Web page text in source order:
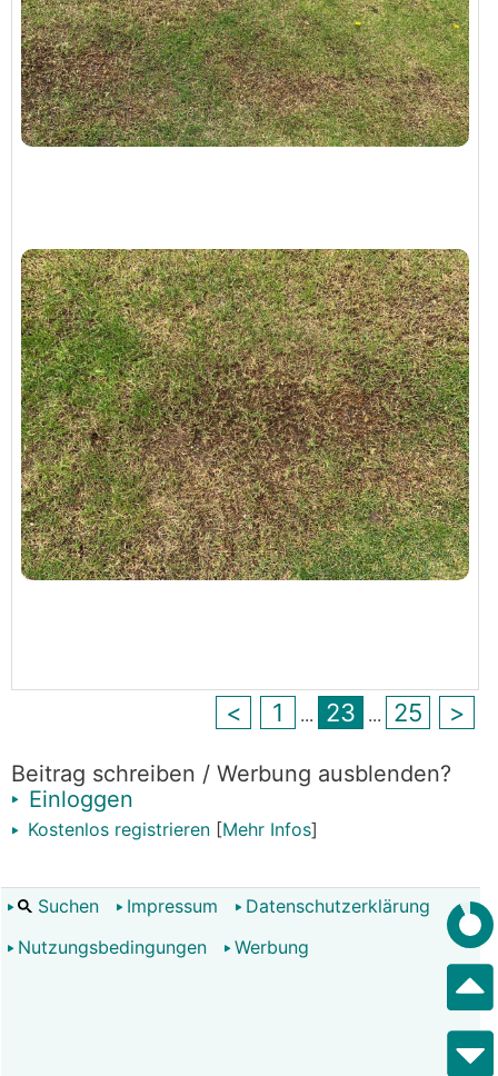
< 1 ... 23 ... 25 >
Beitrag schreiben / Werbung ausblenden?
Einloggen
Kostenlos registrieren [Mehr Infos]
Suchen Impressum
Datenschutzerklärung
Nutzungsbedingungen
Werbung